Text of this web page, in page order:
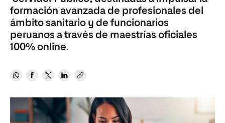
formación avanzada de profesionales del
ámbito sanitario y de funcionarios
peruanos a través de maestrías oficiales
100% online.